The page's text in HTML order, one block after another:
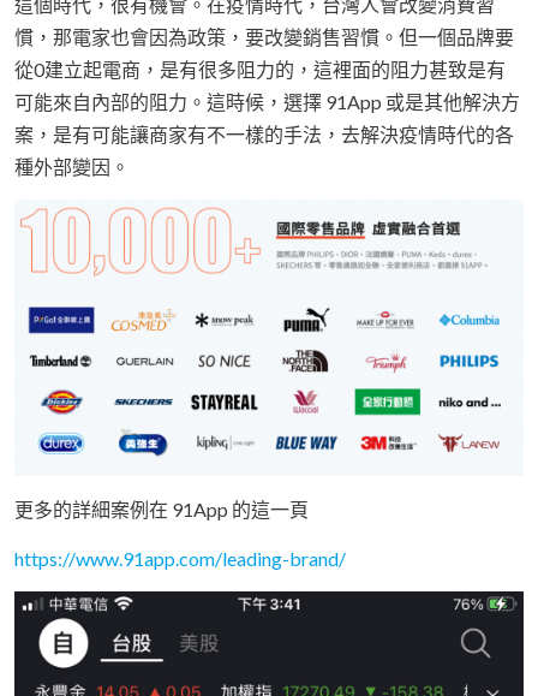
這個時代，很有機會。在疫情時代，台灣人會改變消費習
慣，那電家也會因為政策，要改變銷售習慣。但一個品牌要
從0建立起電商，是有很多阻力的，這裡面的阻力甚致是有
可能來自內部的阻力。這時候，選擇 91App 或是其他解決方
案，是有可能讓商家有不一樣的手法，去解決疫情時代的各
種外部變因。
更多的詳細案例在 91App 的這一頁
https://www.91app.com/leading-brand/